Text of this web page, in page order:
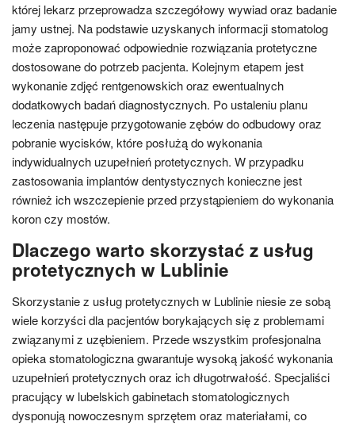
której lekarz przeprowadza szczegółowy wywiad oraz badanie
jamy ustnej. Na podstawie uzyskanych informacji stomatolog
może zaproponować odpowiednie rozwiązania protetyczne
dostosowane do potrzeb pacjenta. Kolejnym etapem jest
wykonanie zdjęć rentgenowskich oraz ewentualnych
dodatkowych badań diagnostycznych. Po ustaleniu planu
leczenia następuje przygotowanie zębów do odbudowy oraz
pobranie wycisków, które posłużą do wykonania
indywidualnych uzupełnień protetycznych. W przypadku
zastosowania implantów dentystycznych konieczne jest
również ich wszczepienie przed przystąpieniem do wykonania
koron czy mostów.
Dlaczego warto skorzystać z usług
protetycznych w Lublinie
Skorzystanie z usług protetycznych w Lublinie niesie ze sobą
wiele korzyści dla pacjentów borykających się z problemami
związanymi z uzębieniem. Przede wszystkim profesjonalna
opieka stomatologiczna gwarantuje wysoką jakość wykonania
uzupełnień protetycznych oraz ich długotrwałość. Specjaliści
pracujący w lubelskich gabinetach stomatologicznych
dysponują nowoczesnym sprzętem oraz materiałami, co